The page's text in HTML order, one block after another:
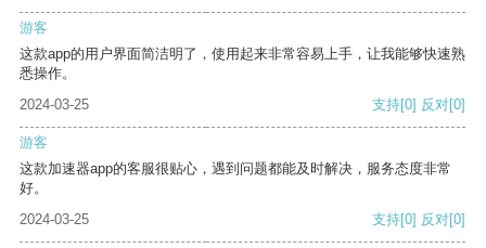
游客
这款app的用户界面简洁明了，使用起来非常容易上手，让我能够快速熟
悉操作。
2024-03-25
支持[0] 反对[0]
游客
这款加速器app的客服很贴心，遇到问题都能及时解决，服务态度非常
好。
2024-03-25
支持[0] 反对[0]